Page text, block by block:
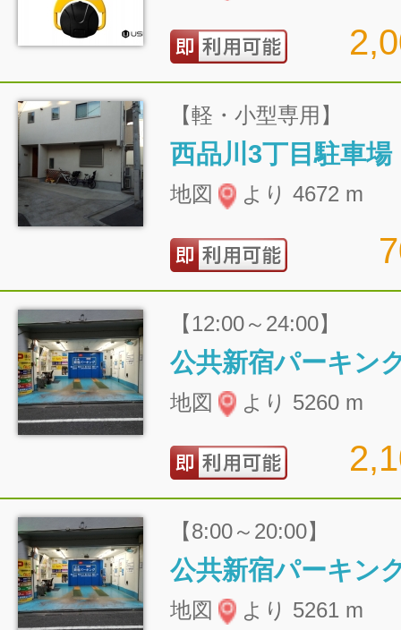
【軽・小型専用】
西品川3丁目駐車場
地図 より 4672 m
【12:00～24:00】
公共新宿パーキン
地図 より 5260 m
【8:00～20:00】
公共新宿パーキン
地図 より 5261 m